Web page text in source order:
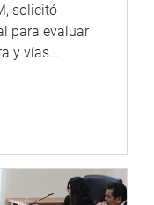
solicitó
para evaluar
y vías...